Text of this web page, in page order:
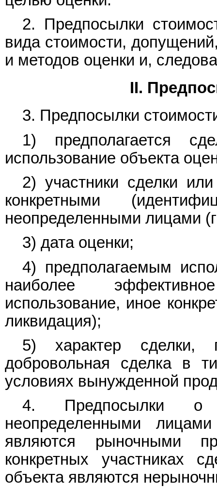
2. Предпосылки
вида стоимости,
и методов оценки и,
II.
3. Предпосылки
1) предполагается
использование объекта
2) участники сделки
конкретными
неопределенными лицами
3) дата оценки;
4) предполагаемым
наиболее
использование, иное
ликвидация);
5) характер сделки,
добровольная сделка в
условиях вынужденной
4. Предпосылки о
неопределенными лицами
являются рыночными
конкретных участниках
объекта являются